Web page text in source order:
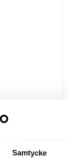
Samtycke